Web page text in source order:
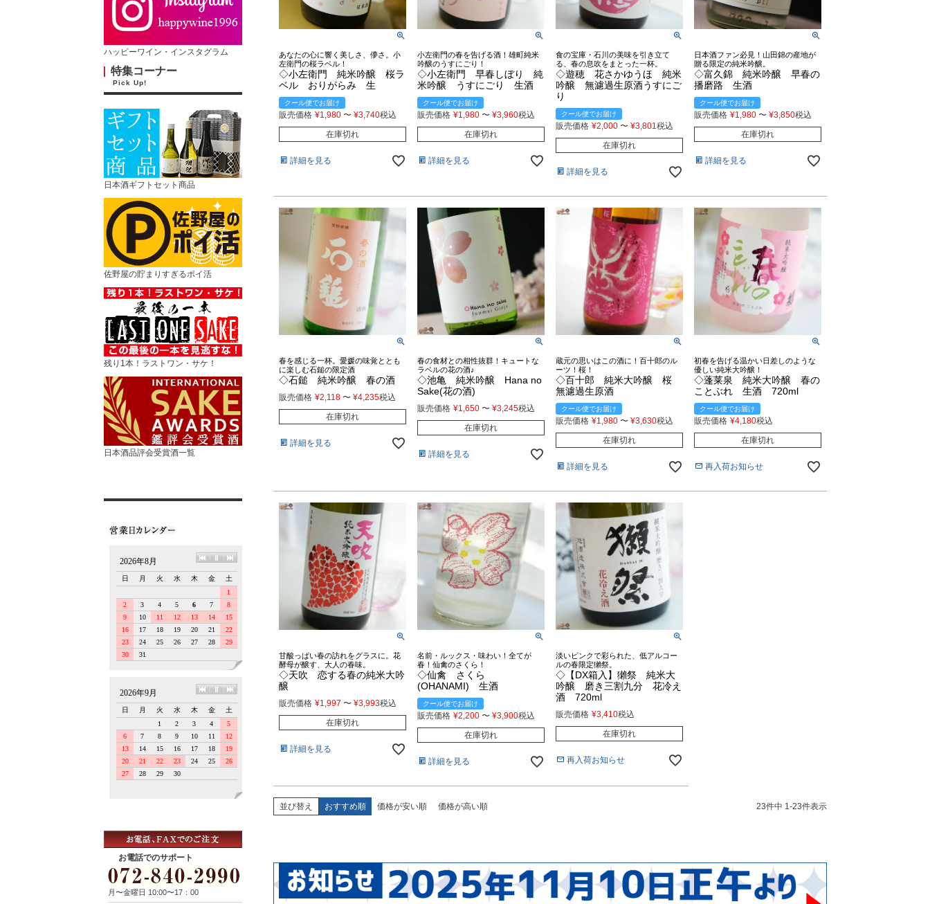
ハッピーワイン・インスタグラム
特集コーナー
Pick Up!
日本酒ギフトセット商品
佐野屋の貯まりすぎるポイ活
残り1本！ラストワン・サケ！
日本酒品評会受賞酒一覧
お電話でのサポート
月〜金曜日 10:00〜17：00
あなたの心に響く美しさ、儚さ。小
左衛門の桜ラベル！
◇小左衛門 純米吟醸 桜ラ
ベル おりがらみ 生
クール便でお届け
販売価格 ¥1,980 〜 ¥3,740税込
在庫切れ
詳細を見る
小左衛門の春を告げる酒！雄町純米
吟醸のうすにごり！
◇小左衛門 早春しぼり 純
米吟醸 うすにごり 生酒
クール便でお届け
販売価格 ¥1,980 〜 ¥3,960税込
在庫切れ
詳細を見る
食の宝庫・石川の美味を引き立て
る、春の息吹をまとった一杯。
◇遊穂 花さかゆうほ 純米
吟醸 無濾過生原酒うすにご
り
クール便でお届け
販売価格 ¥2,000 〜 ¥3,801 税込
在庫切れ
詳細を見る
日本酒ファン必見！山田錦の産地が
贈る限定の純米吟醸。
◇富久錦 純米吟醸 早春の
播磨路 生酒
クール便でお届け
販売価格 ¥1,980 〜 ¥3,850税込
在庫切れ
詳細を見る
春を感じる一杯。愛媛の味覚ととも
に楽しむ石鎚の限定酒
◇石鎚 純米吟醸 春の酒
販売価格 ¥2,118 〜 ¥4,235税込
在庫切れ
詳細を見る
春の食材との相性抜群！キュートな
ラベルの花の酒♪
◇池亀 純米吟醸 Hana no
Sake(花の酒)
販売価格 ¥1,650 〜 ¥3,245税込
在庫切れ
詳細を見る
蔵元の思いはこの酒に！百十郎のル
ーツ！桜！
◇百十郎 純米大吟醸 桜
無濾過生原酒
クール便でお届け
販売価格 ¥1,980 〜 ¥3,630税込
在庫切れ
詳細を見る
初春を告げる温かい日差しのような
優しい純米大吟醸！
◇蓬莱泉 純米大吟醸 春の
ことぶれ 生酒 720ml
クール便でお届け
販売価格 ¥4,180税込
在庫切れ
再入荷お知らせ
甘酸っぱい春の訪れをグラスに。花
酵母が醸す、大人の春味。
◇天吹 恋する春の純米大吟
醸
販売価格 ¥1,997 〜 ¥3,993税込
在庫切れ
詳細を見る
名前・ルックス・味わい！全てが
春！仙禽のさくら！
◇仙禽 さくら
(OHANAMI) 生酒
クール便でお届け
販売価格 ¥2,200 〜 ¥3,900税込
在庫切れ
詳細を見る
淡いピンクで彩られた、低アルコー
ルの春限定獺祭。
◇【DX箱入】獺祭 純米大
吟醸 磨き三割九分 花冷え
酒 720ml
販売価格 ¥3,410税込
在庫切れ
再入荷お知らせ
並び替え おすすめ順 価格が安い順 価格が高い順 23件中 1 -23件表示